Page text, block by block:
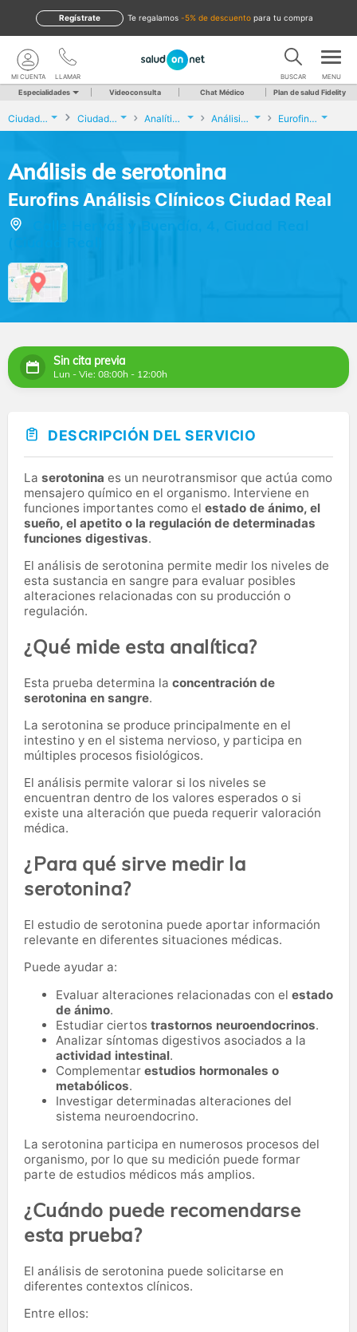
te regalamos -5% de descuento para tu compra
Regístrate
LLAMAR
MI CUENTA BUSCAR MENU
Especialidades Videoconsulta Chat Médico Plan de salud Fidelity
Ciudad Real Ciudad Real Analíticas y Genética Análisis de serotonina Eurofins Análisis Clínicos Ciudad Real
Análisis de serotonina
Eurofins Análisis Clínicos Ciudad Real
Sin cita previa
Lun - Vie: 08:00h - 12:00h
DESCRIPCIÓN DEL SERVICIO
La serotonina es un neurotransmisor que actúa como
mensajero químico en el organismo. Interviene en
funciones importantes como el estado de ánimo, el
sueño, el apetito o la regulación de determinadas
funciones digestivas.
El análisis de serotonina permite medir los niveles de
esta sustancia en sangre para evaluar posibles
alteraciones relacionadas con su producción o
regulación.
¿Qué mide esta analítica?
Esta prueba determina la concentración de
serotonina en sangre.
La serotonina se produce principalmente en el
intestino y en el sistema nervioso, y participa en
múltiples procesos fisiológicos.
El análisis permite valorar si los niveles se
encuentran dentro de los valores esperados o si
existe una alteración que pueda requerir valoración
médica.
¿Para qué sirve medir la
serotonina?
El estudio de serotonina puede aportar información
relevante en diferentes situaciones médicas.
Puede ayudar a:
Evaluar alteraciones relacionadas con el estado
de ánimo.
Estudiar ciertos trastornos neuroendocrinos.
Analizar síntomas digestivos asociados a la
actividad intestinal.
Complementar estudios hormonales o
metabólicos.
Investigar determinadas alteraciones del
sistema neuroendocrino.
La serotonina participa en numerosos procesos del
organismo, por lo que su medición puede formar
parte de estudios médicos más amplios.
¿Cuándo puede recomendarse
esta prueba?
El análisis de serotonina puede solicitarse en
diferentes contextos clínicos.
Entre ellos: